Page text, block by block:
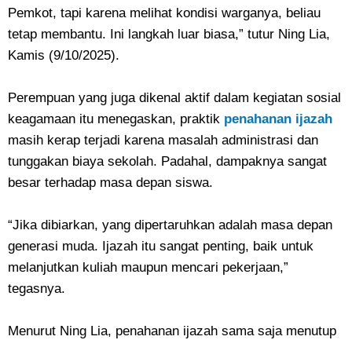
Pemkot, tapi karena melihat kondisi warganya, beliau
tetap membantu. Ini langkah luar biasa,” tutur Ning Lia,
Kamis (9/10/2025).
Perempuan yang juga dikenal aktif dalam kegiatan sosial
keagamaan itu menegaskan, praktik penahanan ijazah
masih kerap terjadi karena masalah administrasi dan
tunggakan biaya sekolah. Padahal, dampaknya sangat
besar terhadap masa depan siswa.
“Jika dibiarkan, yang dipertaruhkan adalah masa depan
generasi muda. Ijazah itu sangat penting, baik untuk
melanjutkan kuliah maupun mencari pekerjaan,”
tegasnya.
Menurut Ning Lia, penahanan ijazah sama saja menutup